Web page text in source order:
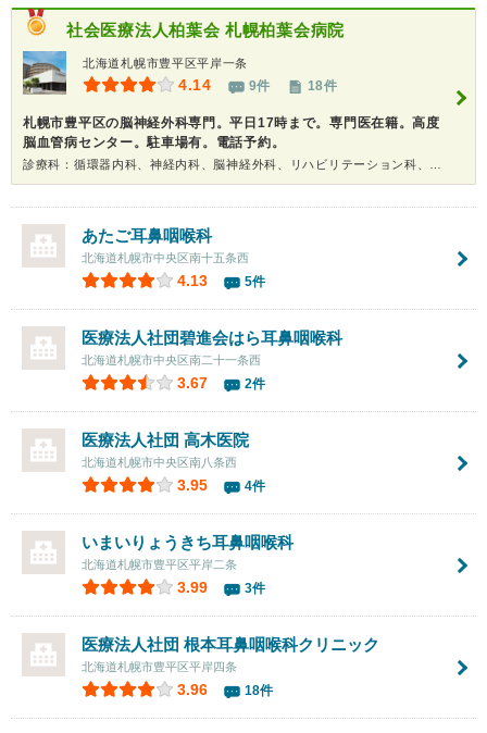
社会医療法人柏葉会 札幌柏葉会病院
北海道札幌市豊平区平岸一条
4.14 9件 18件
札幌市豊平区の脳神経外科専門。平日17時まで。専門医在籍。高度
脳血管病センター。駐車場有。電話予約。
あたご耳鼻咽喉科
北海道札幌市中央区南十五条西
4.13 5件
医療法人社団碧進会はら耳鼻咽喉科
北海道札幌市中央区南二十一条西
3.67 2件
医療法人社団 高木医院
北海道札幌市中央区南八条西
3.95 4件
いまいりょうきち耳鼻咽喉科
北海道札幌市豊平区平岸二条
3.99 3件
医療法人社団 根本耳鼻咽喉科クリニック
北海道札幌市豊平区平岸四条
3.96 18件